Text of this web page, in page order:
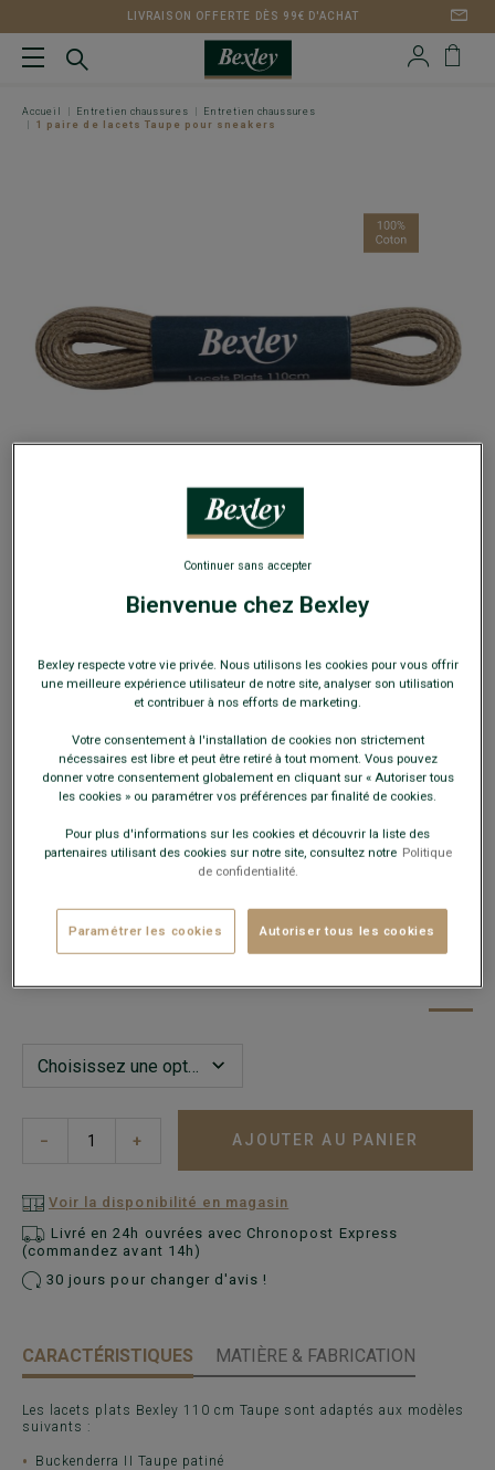
LIVRAISON OFFERTE DÈS 99€ D'ACHAT
Accueil Entretien chaussures
Entretien chaussures
1 paire de lacets Taupe pour sneakers
1 paire de lacets Taupe pour sneakers
Longueur 110cm
6,00 €
12€3 produits d'entretien au choix
Payez en plusieurs fois dès 199€ d'achat
− + AJOUTER AU PANIER
Voir la disponibilité en magasin
Livré en 24h ouvrées avec Chronopost Express
(commandez avant 14h)
30 jours pour changer d'avis !
CARACTÉRISTIQUES MATIÈRE & FABRICATION
Les lacets plats Bexley 110 cm Taupe sont adaptés aux modèles
suivants :
Buckenderra II Taupe patiné
Bienvenue chez Bexley
Bexley respecte votre vie privée. Nous utilisons les cookies pour vous offrir
une meilleure expérience utilisateur de notre site, analyser son utilisation
et contribuer à nos efforts de marketing.
Votre consentement à l'installation de cookies non strictement
nécessaires est libre et peut être retiré à tout moment. Vous pouvez
donner votre consentement globalement en cliquant sur « Autoriser tous
les cookies » ou paramétrer vos préférences par finalité de cookies.
Pour plus d'informations sur les cookies et découvrir la liste des
partenaires utilisant des cookies sur notre site, consultez notre Politique
de confidentialité.
Paramétrer les cookies Autoriser tous les cookies
Continuer sans accepter